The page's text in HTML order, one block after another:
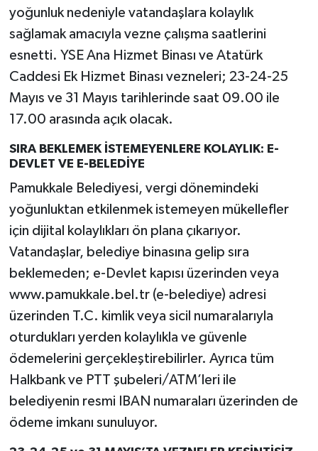
yoğunluk nedeniyle vatandaşlara kolaylık
sağlamak amacıyla vezne çalışma saatlerini
esnetti. YSE Ana Hizmet Binası ve Atatürk
Caddesi Ek Hizmet Binası vezneleri; 23-24-25
Mayıs ve 31 Mayıs tarihlerinde saat 09.00 ile
17.00 arasında açık olacak.
SIRA BEKLEMEK İSTEMEYENLERE KOLAYLIK: E-
DEVLET VE E-BELEDİYE
Pamukkale Belediyesi, vergi dönemindeki
yoğunluktan etkilenmek istemeyen mükellefler
için dijital kolaylıkları ön plana çıkarıyor.
Vatandaşlar, belediye binasına gelip sıra
beklemeden; e-Devlet kapısı üzerinden veya
www.pamukkale.bel.tr (e-belediye) adresi
üzerinden T.C. kimlik veya sicil numaralarıyla
oturdukları yerden kolaylıkla ve güvenle
ödemelerini gerçekleştirebilirler. Ayrıca tüm
Halkbank ve PTT şubeleri/ATM’leri ile
belediyenin resmi IBAN numaraları üzerinden de
ödeme imkanı sunuluyor.